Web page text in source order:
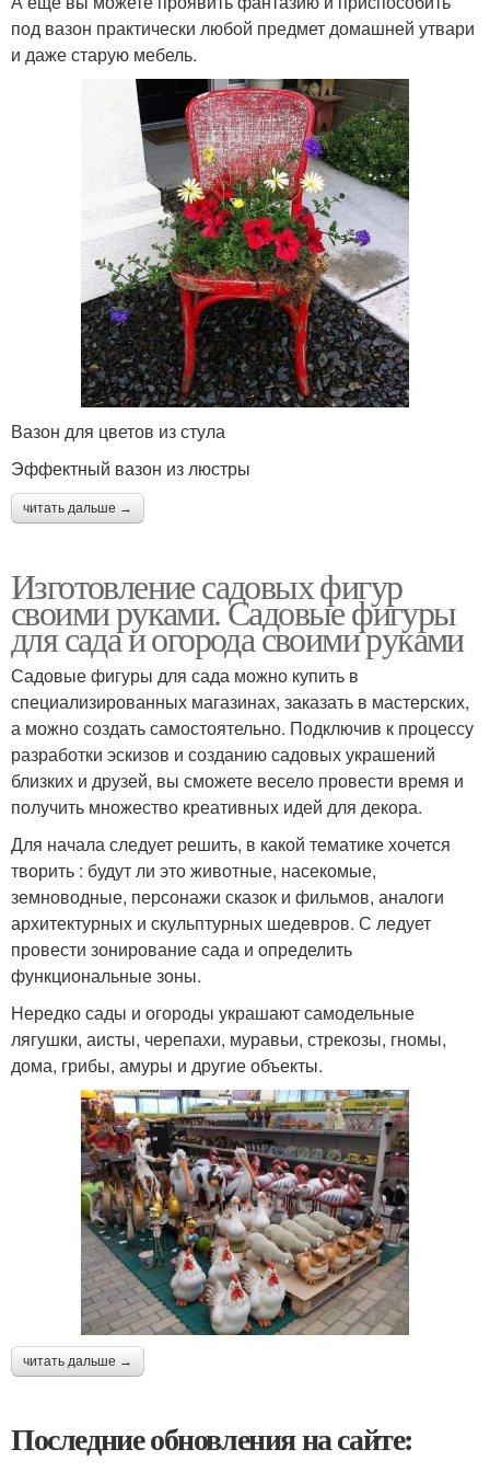
под вазон практически любой предмет домашней утвари
и даже старую мебель.
Вазон для цветов из стула
Эффектный вазон из люстры
читать дальше →
Изготовление садовых фигур
своими руками. Садовые фигуры
для сада и огорода своими руками
Садовые фигуры для сада можно купить в
специализированных магазинах, заказать в мастерских,
а можно создать самостоятельно. Подключив к процессу
разработки эскизов и созданию садовых украшений
близких и друзей, вы сможете весело провести время и
получить множество креативных идей для декора.
Для начала следует решить, в какой тематике хочется
творить : будут ли это животные, насекомые,
земноводные, персонажи сказок и фильмов, аналоги
архитектурных и скульптурных шедевров. С ледует
провести зонирование сада и определить
функциональные зоны.
Нередко сады и огороды украшают самодельные
лягушки, аисты, черепахи, муравьи, стрекозы, гномы,
дома, грибы, амуры и другие объекты.
читать дальше →
Последние обновления на сайте: